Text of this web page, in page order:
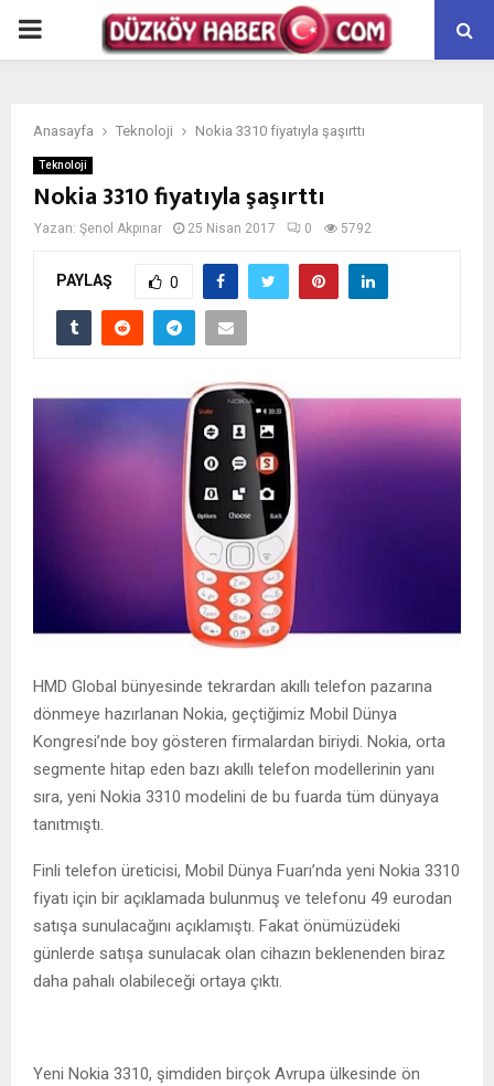
PRIMARY
Anasayfa Teknoloji Nokia 3310 fiyatıyla şaşırttı
Teknoloji
Nokia 3310 fiyatıyla şaşırttı
Yazan: Şenol Akpınar 25 Nisan 2017 0 5792
PAYLAŞ 0
HMD Global bünyesinde tekrardan akıllı telefon pazarına
dönmeye hazırlanan Nokia, geçtiğimiz Mobil Dünya
Kongresi’nde boy gösteren firmalardan biriydi. Nokia, orta
segmente hitap eden bazı akıllı telefon modellerinin yanı
sıra, yeni Nokia 3310 modelini de bu fuarda tüm dünyaya
tanıtmıştı.
Finli telefon üreticisi, Mobil Dünya Fuarı’nda yeni Nokia 3310
fiyatı için bir açıklamada bulunmuş ve telefonu 49 eurodan
satışa sunulacağını açıklamıştı. Fakat önümüzüdeki
günlerde satışa sunulacak olan cihazın beklenenden biraz
daha pahalı olabileceği ortaya çıktı.
Yeni Nokia 3310, şimdiden birçok Avrupa ülkesinde ön